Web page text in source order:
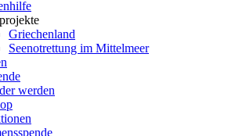
Griechenland
Seenotrettung im Mittelmeer
werden